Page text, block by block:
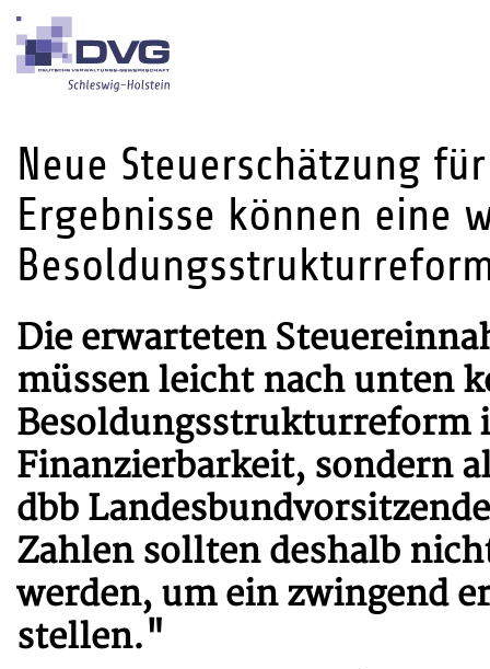
Neue Steuerschätzung
Ergebnisse können eine
Die erwarteten
müssen leicht nach unten
Besoldungsstrukturreform
Finanzierbarkeit, sondern
dbb
Zahlen sollten deshalb
werden, um ein zwingend
stellen."